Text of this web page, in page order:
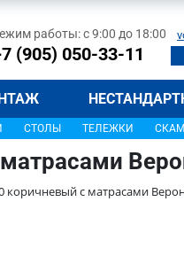
работы: с 9:00 до 18:00
(905) 050-33-11
СТОЛЫ ТЕЛЕЖКИ
коричневый с матрасами